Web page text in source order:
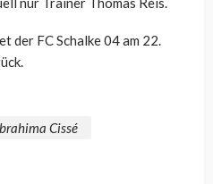
der FC Schalke 04 am 22.
Cissé